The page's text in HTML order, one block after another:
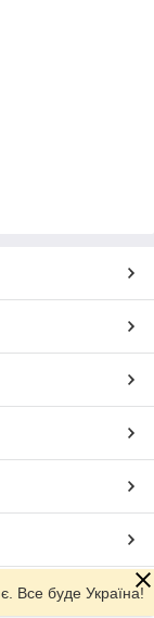
Все буде Україна!